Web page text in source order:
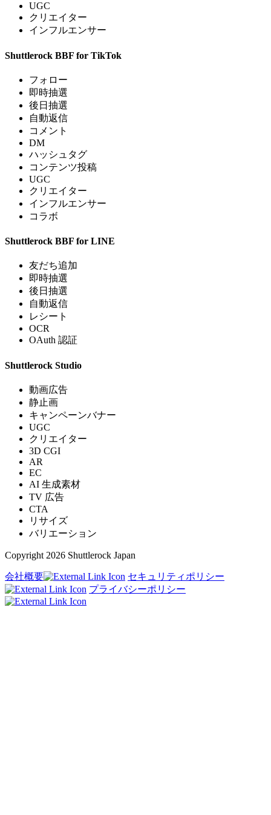
UGC
クリエイター
インフルエンサー
Shuttlerock BBF for TikTok
フォロー
即時抽選
後日抽選
自動返信
コメント
DM
ハッシュタグ
コンテンツ投稿
UGC
クリエイター
インフルエンサー
コラボ
Shuttlerock BBF for LINE
友だち追加
即時抽選
後日抽選
自動返信
レシート
OCR
OAuth 認証
Shuttlerock Studio
動画広告
静止画
キャンペーンバナー
UGC
クリエイター
3D CGI
AR
EC
AI 生成素材
TV 広告
CTA
リサイズ
バリエーション
Copyright 2026 Shuttlerock Japan
会社概要
セキュリティポリシー
プライバシーポリシー